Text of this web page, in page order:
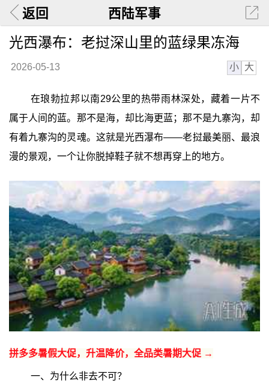
返回 西陆军事
光西瀑布：老挝深山里的蓝绿果冻海
2026-05-13 小 大
在琅勃拉邦以南29公里的热带雨林深处，藏着一片不
属于人间的蓝。那不是海，却比海更蓝；那不是九寨沟，却
有着九寨沟的灵魂。这就是光西瀑布——老挝最美丽、最浪
漫的景观，一个让你脱掉鞋子就不想再穿上的地方。
拼多多暑假大促，升温降价，全品类暑期大促 →
一、为什么非去不可？